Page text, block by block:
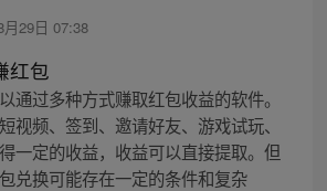
月29日 07:38
红包
通过多种方式赚取红包收益的软件。
视频、签到、邀请好友、游戏试玩、
一定的收益，收益可以直接提取。但
兑换可能存在一定的条件和复杂